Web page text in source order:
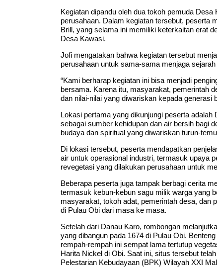
Kegiatan dipandu oleh dua tokoh pemuda
perusahaan. Dalam kegiatan tersebut, peserta
Brill, yang selama ini memiliki keterkaitan erat
Desa Kawasi.
Jofi mengatakan bahwa kegiatan tersebut
perusahaan untuk sama-sama menjaga
“Kami berharap kegiatan ini bisa menjadi
bersama. Karena itu, masyarakat, pemerintah
dan nilai-nilai yang diwariskan kepada generasi
Lokasi pertama yang dikunjungi peserta
sebagai sumber kehidupan dan air bersih bagi
budaya dan spiritual yang diwariskan turun-
Di lokasi tersebut, peserta mendapatkan
air untuk operasional industri, termasuk upaya
revegetasi yang dilakukan perusahaan untuk
Beberapa peserta juga tampak berbagi cerita
termasuk kebun-kebun sagu milik warga yang
masyarakat, tokoh adat, pemerintah desa, dan
di Pulau Obi dari masa ke masa.
Setelah dari Danau Karo, rombongan
yang dibangun pada 1674 di Pulau Obi.
rempah-rempah ini sempat lama tertutup
Harita Nickel di Obi. Saat ini, situs tersebut
Pelestarian Kebudayaan (BPK) Wilayah XXI